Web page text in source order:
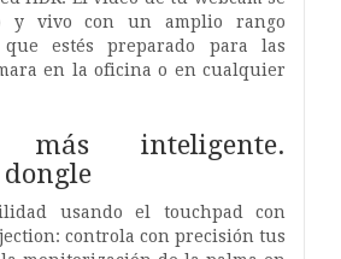
y vivo con un amplio rango
estés preparado para las
en la oficina o en cualquier
más inteligente.
usando el touchpad con
controla con precisión tus